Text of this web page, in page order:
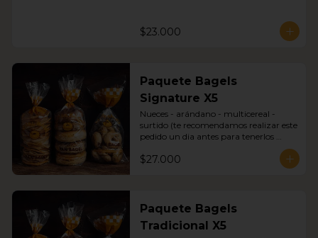
$23.000
Paquete Bagels
Signature X5
Nueces - arándano - multicereal -
surtido (te recomendamos realizar este
pedido un dia antes para tenerlos
$27.000
Paquete Bagels
Tradicional X5